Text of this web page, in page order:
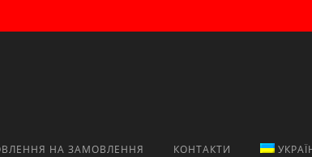
НА ЗАМОВЛЕННЯ КОНТАКТИ